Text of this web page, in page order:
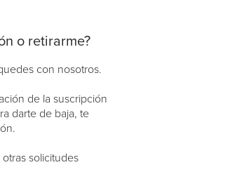
o retirarme?
con nosotros.
de la suscripción
darte de baja, te
solicitudes